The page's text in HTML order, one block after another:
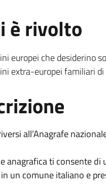
è rivolto
europei che desiderino
extra-europei familiari
all’Anagrafe
anagrafica ti consente
un comune italiano e